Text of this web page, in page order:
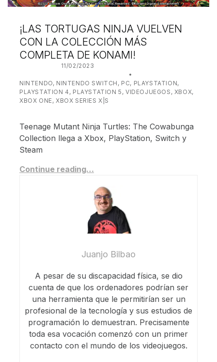
¡LAS TORTUGAS NINJA VUELVEN
CON LA COLECCIÓN MÁS
COMPLETA DE KONAMI!
11/02/2023
NINTENDO, NINTENDO SWITCH , PC, PLAYSTATION,
PLAYSTATION 4 , PLAYSTATION 5 ,VIDEOJUEGOS , XBOX,
XBOX ONE,XBOX SERIES X|S
Teenage Mutant Ninja Turtles: The Cowabunga
Collection llega a Xbox, PlayStation, Switch y
Steam
Continue reading…
Juanjo Bilbao
A pesar de su discapacidad física, se dio
cuenta de que los ordenadores podrían ser
una herramienta que le permitirían ser un
profesional de la tecnología y sus estudios de
programación lo demuestran. Precisamente
toda esa vocación comenzó con un primer
contacto con el mundo de los videojuegos.